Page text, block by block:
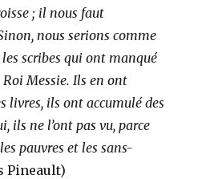
; il nous faut
nous serions comme
les scribes qui ont manqué
Messie. Ils en ont
livres, ils ont accumulé des
ils ne l’ont pas vu, parce
pauvres et les sans-
Pineault)